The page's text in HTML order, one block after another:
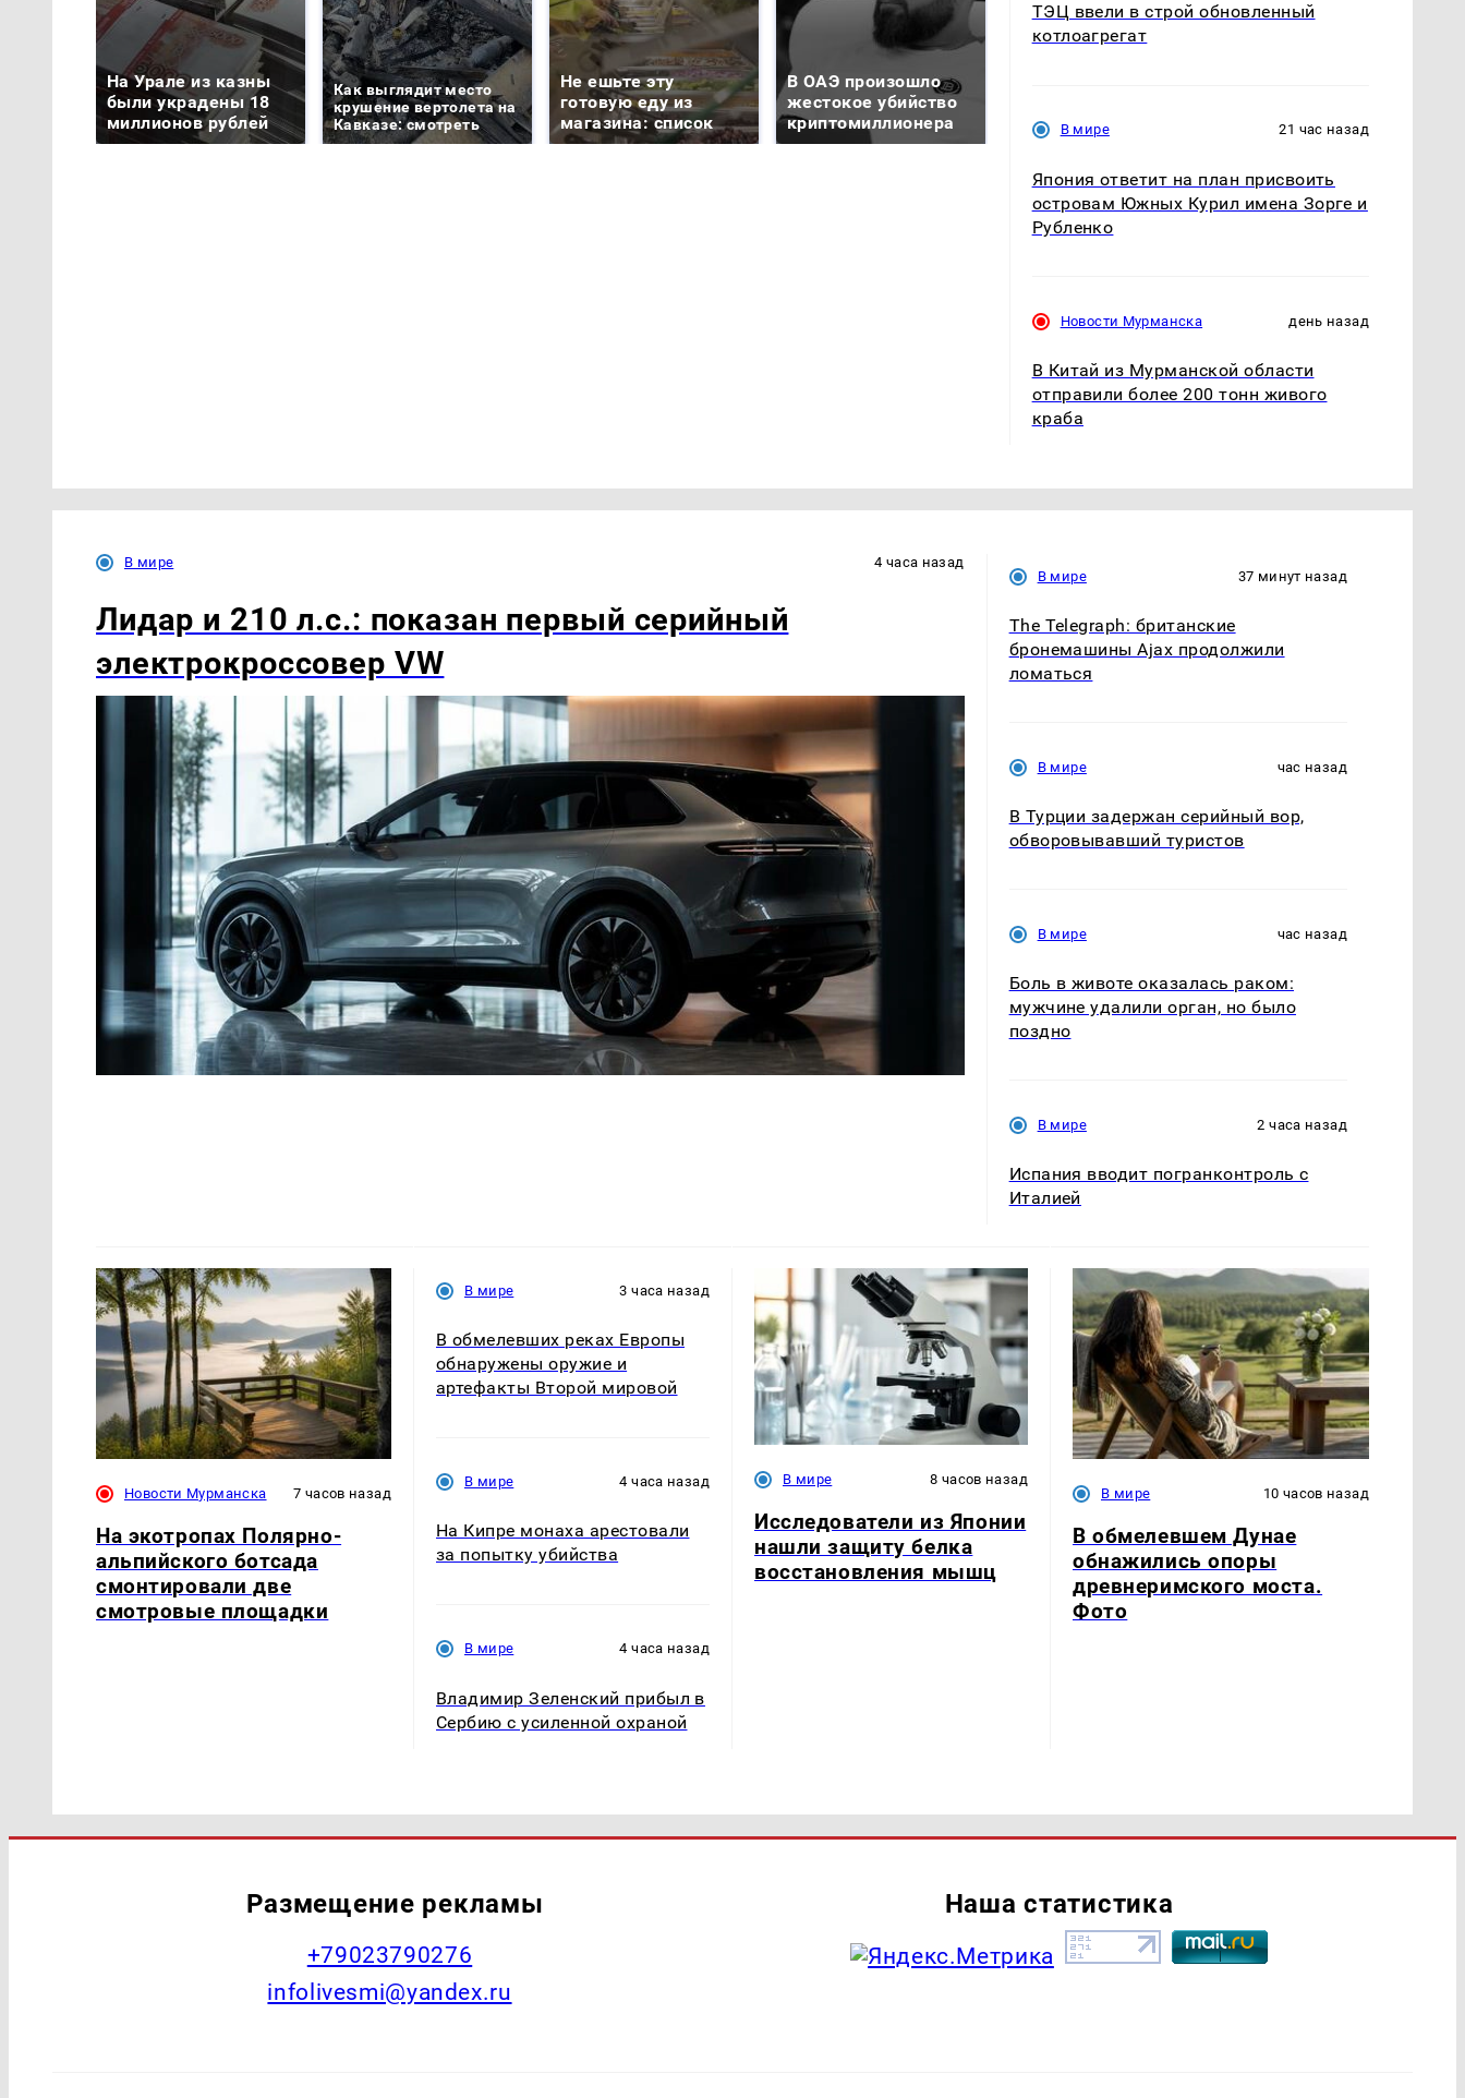
На Урале из казны
были украдены 18
миллионов рублей
Как выглядит место
крушение вертолета на
Кавказе: смотреть
Не ешьте эту
готовую еду из
магазина: список
В ОАЭ произошло
жестокое убийство
криптомиллионера
Кавказе: читать здесь
ждать всем нам?
ТЭЦ ввели в строй обновленный
котлоагрегат
В мире 21 час назад
Япония ответит на план присвоить
островам Южных Курил имена Зорге и
Рубленко
Новости Мурманска день назад
В Китай из Мурманской области
отправили более 200 тонн живого
краба
В мире 4 часа назад
Лидар и 210 л.с.: показан первый серийный
электрокроссовер VW
В мире 37 минут назад
The Telegraph: британские
бронемашины Ajax продолжили
ломаться
В мире час назад
В Турции задержан серийный вор,
обворовывавший туристов
В мире час назад
Боль в животе оказалась раком:
мужчине удалили орган, но было
поздно
В мире 2 часа назад
Испания вводит погранконтроль с
Италией
Новости Мурманска 7 часов назад
На экотропах Полярно-
альпийского ботсада
смонтировали две
смотровые площадки
В мире 3 часа назад
В обмелевших реках Европы
обнаружены оружие и
артефакты Второй мировой
В мире 4 часа назад
На Кипре монаха арестовали
за попытку убийства
В мире 4 часа назад
Владимир Зеленский прибыл в
Сербию с усиленной охраной
В мире 8 часов назад
Исследователи из Японии
нашли защиту белка
восстановления мышц
В мире 10 часов назад
В обмелевшем Дунае
обнажились опоры
древнеримского моста.
Фото
Размещение рекламы
+79023790276
infolivesmi@yandex.ru
Наша статистика